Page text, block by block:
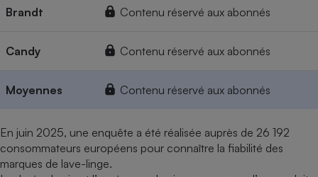
Brandt Contenu réservé aux abonnés
Candy Contenu réservé aux abonnés
Moyennes Contenu réservé aux abonnés
En juin 2025, une enquête a été réalisée auprès de 26 192
consommateurs européens pour connaître la fiabilité des
marques de lave-linge.